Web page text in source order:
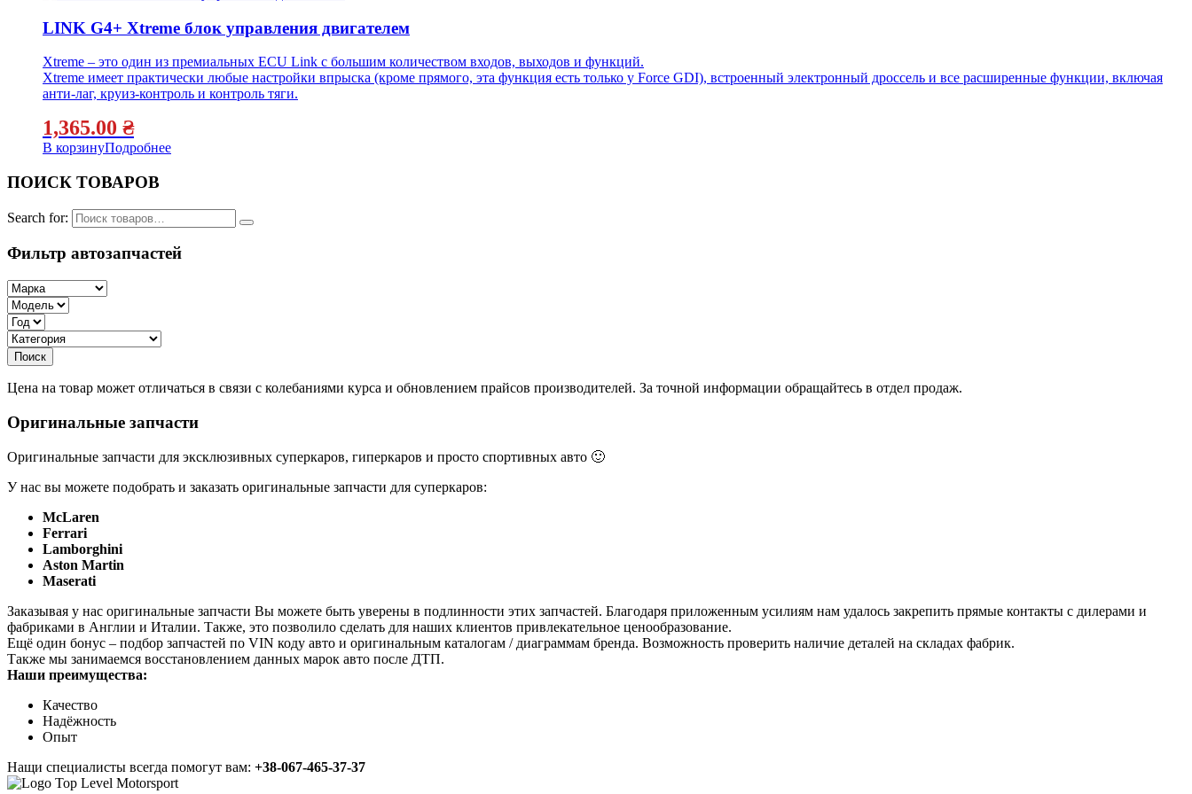
LINK G4+ Xtreme блок управления двигателем
Xtreme – это один из премиальных ECU Link с большим количеством входов, выходов и функций.
Xtreme имеет практически любые настройки впрыска (кроме прямого, эта функция есть только у Force GDI), встроенный электронный дроссель и все расширенные функции, включая
анти-лаг, круиз-контроль и контроль тяги.
1,365.00 ₴
В корзинуПодробнее
ПОИСК ТОВАРОВ
Search for:
Фильтр автозапчастей
Цена на товар может отличаться в связи с колебаниями курса и обновлением прайсов производителей. За точной информации обращайтесь в отдел продаж.
Оригинальные запчасти
Оригинальные запчасти для эксклюзивных суперкаров, гиперкаров и просто спортивных авто 🙂
У нас вы можете подобрать и заказать оригинальные запчасти для суперкаров:
McLaren
Ferrari
Lamborghini
Aston Martin
Maserati
Заказывая у нас оригинальные запчасти Вы можете быть уверены в подлинности этих запчастей. Благодаря приложенным усилиям нам удалось закрепить прямые контакты с дилерами и
фабриками в Англии и Италии. Также, это позволило сделать для наших клиентов привлекательное ценообразование.
Ещё один бонус – подбор запчастей по VIN коду авто и оригинальным каталогам / диаграммам бренда. Возможность проверить наличие деталей на складах фабрик.
Также мы занимаемся восстановлением данных марок авто после ДТП.
Наши преимущества:
Качество
Надёжность
Опыт
Нащи специалисты всегда помогут вам: +38-067-465-37-37